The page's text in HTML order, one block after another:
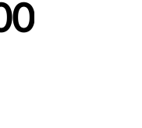
쿠폰(8.1~31)